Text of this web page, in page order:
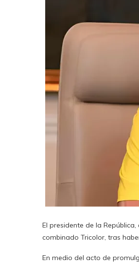
El presidente de la
combinado Tricolor, tras
En medio del acto de